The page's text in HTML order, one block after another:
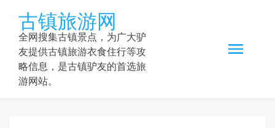
content
古镇旅游网
全网搜集古镇景点，为广大驴
友提供古镇旅游衣食住行等攻
略信息，是古镇驴友的首选旅
游网站。